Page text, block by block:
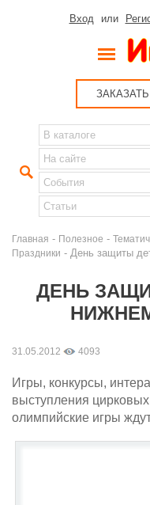
Вход или
ЗАКАЗАТЬ
Главная - Полезное -
Праздники - День защиты
ДЕНЬ
31.05.2012 4093
Игры, конкурсы,
выступления
олимпийские игры